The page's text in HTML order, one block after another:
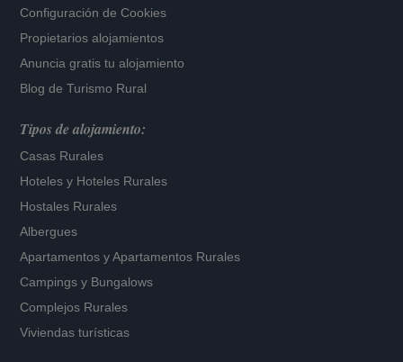
Configuración de Cookies
Propietarios alojamientos
Anuncia gratis tu alojamiento
Blog de Turismo Rural
Tipos de alojamiento:
Casas Rurales
Hoteles y Hoteles Rurales
Hostales Rurales
Albergues
Apartamentos yApartamentos Rurales
Campings y Bungalows
Complejos Rurales
Viviendas turísticas